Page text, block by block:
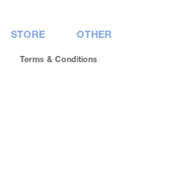
STORE OTHER
Terms & Conditions